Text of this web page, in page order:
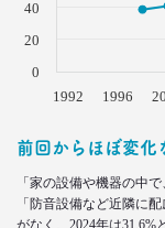
たこ焼き
–日経クロ
生活総研 主席
足りない
40代おじ
1992 1996
0
20
40
前回からほぼ変化
「家の設備や機器の中
「防音設備など近隣に
がなく、2024年は